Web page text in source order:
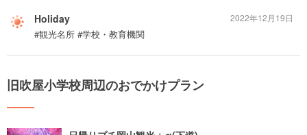
Holiday
#観光名所 #学校・教育機関
2022年12月19日
旧吹屋小学校周辺のおでかけプラン